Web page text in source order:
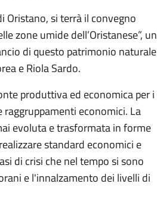
Oristano, si terrà il convegno
zone umide dell’Oristanese”, un
di questo patrimonio naturale
e Riola Sardo.
produttiva ed economica per i
economici. La
evoluta e trasformata in forme
standard economici e
di crisi che nel tempo si sono
e l'innalzamento dei livelli di